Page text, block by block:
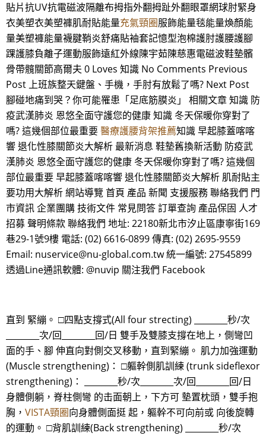
貼片抗UV抗電磁波隔離布拇指外翻拇趾外翻眼罩網球肘緊身
衣美塑衣美塑褲肌耐貼能量充氣頸圈服飾能量毯能量煥顏能
量美塑褲能量襪腱鞘炎舒痛貼袖套記憶型泡棉護肘護腰護腳
踝護膝負離子運動服飾遠紅外線陳宇茹陳慈惠電磁波鞋墊髕
骨帶髖關節高爾夫 0 Loves 知識 No Comments Previous
Post 上班族整天鍵盤、手機，手肘有放鬆了嗎? Next Post
腳碰地痛到哭？你可能罹患「足底筋膜炎」 相關文章 知識 防
疫武漢肺炎 恩悠全面守護您的健康 知識 冬天保暖你穿對了
嗎? 這幾個部位最重要醫療護腰背架推薦知識 早起膝蓋喀喀
響 退化性膝關節炎大解析 最新消息 鞋墊舊換新活動 防疫武
漢肺炎 恩悠全面守護您的健康 冬天保暖你穿對了嗎? 這幾個
部位最重要 早起膝蓋喀喀響 退化性膝關節炎大解析 肌耐貼主
要功用大解析 網站導覽 首頁 產品 新聞 支援服務 聯絡我們 門
市資訊 企業團購 技術文件 常見問答 訂單查詢 產品保固 人才
招募 聲明條款 聯絡我們 地址: 22180新北市汐止區康寧街169
巷29-1號9樓 電話: (02) 6616-0899 傳真: (02) 2695-9559
Email: nuservice@nu-global.com.tw 統一編號: 27545899
透過Line通訊軟體: @nuvip 關注我們 Facebook
直到 緊繃。 □四點支撐式(All four strecting) ________秒/次
________次/回________回/日 雙手及雙膝支撐在地上，側彎凹
面的手、腳 伸直向對側交叉移動，直到緊繃。 肌力加強運動
(Muscle strengthening)： □軀幹側肌訓練 (trunk sideflexor
strengthening)： ________秒/次________次/回________回/日
身體側躺，脊柱側彎 的击面朝上，下方可 墊置枕頭，雙手抱
胸， VISTA頸圈向身體側面挺 起，軀幹不可向前或 向後旋轉
的運動。 □背肌訓練(Back strengthening) ________秒/次